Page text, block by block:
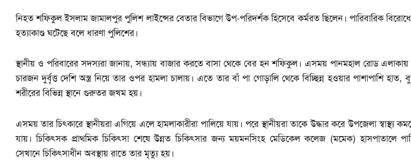
নিহত শফিকুল ইসলাম জামালপুর পুলিশ লাইন্সের বেতার বিভাগে উপ-পরিদর্শক হিসেবে কর্মরত ছিলেন। পারিবারিক
হত্যাকাণ্ড ঘটেছে বলে ধারণা পুলিশের।
স্থানীয় ও পরিবারের সদস্যরা জানায়, সন্ধ্যায় বাজার করতে বাসা থেকে বের হন শফিকুল। এসময় পানমহাল রোড
চারজন দুর্বৃত্ত দেশি অস্ত্র নিয়ে তার ওপর হামলা চালায়। এতে তার বাঁ পা গোড়ালি থেকে বিচ্ছিন্ন হওয়ার পাশাপাশি
শরীরের বিভিন্ন স্থানে গুরুতর জখম হয়।
এসময় তার চিৎকারে স্থানীয়রা এগিয়ে এলে হামলাকারীরা পালিয়ে যায়। পরে স্থানীয়রা তাকে উদ্ধার করে উপজেলা স্বাস্থ্য
যায়। চিকিৎসক প্রাথমিক চিকিৎসা শেষে উন্নত চিকিৎসার জন্য ময়মনসিংহ মেডিকেল কলেজ (মমেক) হাসপাতালে
সেখানে চিকিৎসাধীন অবস্থায় রাতে তার মৃত্যু হয়।